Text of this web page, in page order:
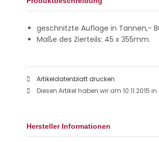
geschnitzte Auflage in Tannen,-
Maße des Zierteils: 45 x 355mm.
Artikeldatenblatt drucken
Diesen Artikel haben wir am
Hersteller Informationen